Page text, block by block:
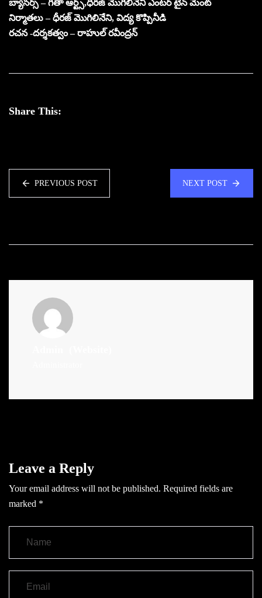
బ్యానర్స్ – గీతా ఆర్ట్స్,ధీరజ్ మొగిలినేని ఎంటర్ టైన్ మెంట్
నిర్మాతలు – ధీరజ్ మొగిలినేని, విద్య కొప్పినీడి
రచన -దర్శకత్వం – రాహుల్ రవీంద్రన్
Share This:
PREVIOUS POST NEXT POST
Leave a Reply
Your email address will not be published. Required fields are
marked *